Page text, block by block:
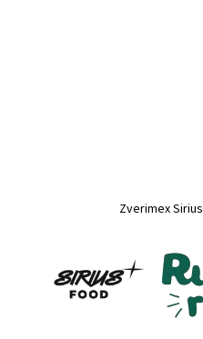
Zverimex Sirius